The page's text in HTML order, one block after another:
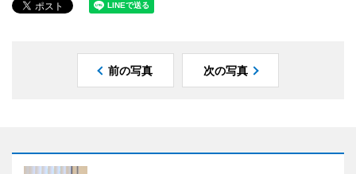
前の写真 次の写真